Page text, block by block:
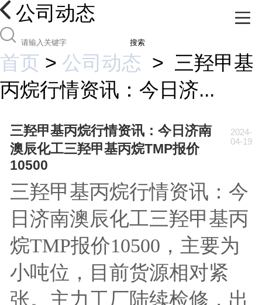
公司动态
搜索
首页 > 公司动态 > 三羟甲基
丙烷行情资讯：今日济...
三羟甲基丙烷行情资讯：今日济南
澳辰化工三羟甲基丙烷TMP报价
10500
2024-
04-19
三羟甲基丙烷行情资讯：今
日济南澳辰化工三羟甲基丙
烷TMP报价10500，主要为
小吨位，目前货源相对紧
张。主力工厂陆续检修，出